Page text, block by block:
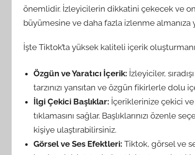
önemlidir. İzleyicilerin dikkatini çekecek ve
büyümesine ve daha fazla izlenme almanıza
İşte Tiktok’ta yüksek kaliteli içerik
Özgün ve Yaratıcı İçerik: İzleyiciler,
tarzınızı yansıtan ve özgün fikirlerle
İlgi Çekici Başlıklar: İçeriklerinize çekici
tıklamasını sağlar. Başlıklarınızı özenle
kişiye ulaştırabilirsiniz.
Görsel ve Ses Efektleri: Tiktok, görsel ve